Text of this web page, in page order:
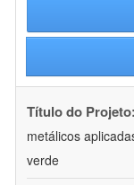
Título do Projeto:
metálicos
verde